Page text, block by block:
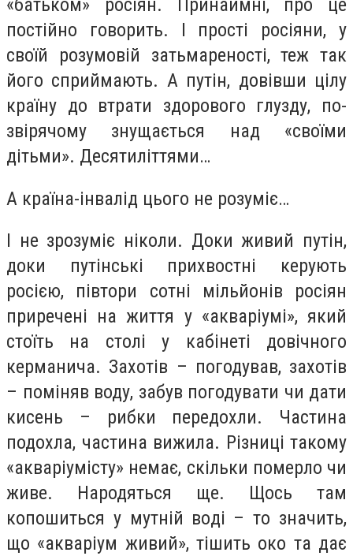
«батьком» росіян. Принаймні, про це
постійно говорить. І прості росіяни, у
своїй розумовій затьмареності, теж так
його сприймають. А путін, довівши цілу
країну до втрати здорового глузду, по-
звірячому знущається над «своїми
дітьми». Десятиліттями…
А країна-інвалід цього не розуміє…
І не зрозуміє ніколи. Доки живий путін,
доки путінські прихвостні керують
росією, півтори сотні мільйонів росіян
приречені на життя у «акваріумі», який
стоїть на столі у кабінеті довічного
керманича. Захотів – погодував, захотів
– поміняв воду, забув погодувати чи дати
кисень – рибки передохли. Частина
подохла, частина вижила. Різниці такому
«акваріумісту» немає, скільки померло чи
живе. Народяться ще. Щось там
копошиться у мутній воді – то значить,
що «акваріум живий», тішить око та дає